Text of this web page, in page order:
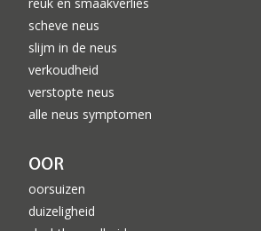
scheve neus
slijm in de neus
verkoudheid
verstopte neus
alle neus symptomen
OOR
oorsuizen
duizeligheid